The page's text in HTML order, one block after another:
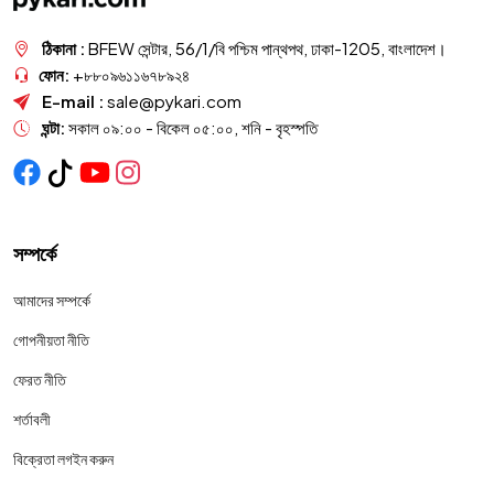
ঠিকানা : BFEW সেন্টার, 56/1/বি পশ্চিম পান্থপথ, ঢাকা-1205, বাংলাদেশ।
ফোন: +৮৮০৯৬১১৬৭৮৯২৪
E-mail : sale@pykari.com
ঘন্টা: সকাল ০৯:০০ - বিকেল ০৫:০০, শনি - বৃহস্পতি
সম্পর্কে
আমাদের সম্পর্কে
গোপনীয়তা নীতি
ফেরত নীতি
শর্তাবলী
বিক্রেতা লগইন করুন